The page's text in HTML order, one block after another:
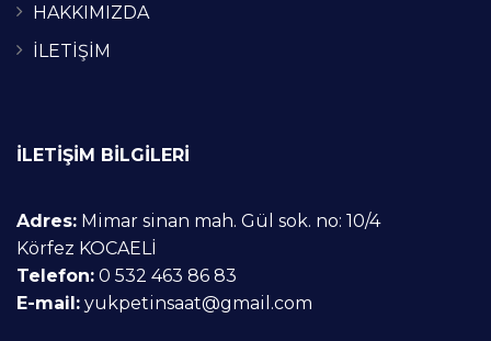
HAKKIMIZDA
İLETİŞİM
İLETİŞİM BİLGİLERİ
Adres: Mimar sinan mah. Gül sok. no: 10/4
Körfez KOCAELİ
Telefon: 0 532 463 86 83
E-mail: yukpetinsaat@gmail.com